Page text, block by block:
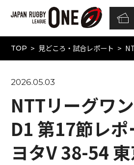
TOP 見どころ・試合レポート
2026.05.03
NTTリーグワ
D1 第17節レポ
ヨタV 38-54 東